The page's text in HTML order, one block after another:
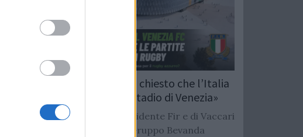
Duodo: «Abbiamo chiesto che l’Italia
giochi nel nuovo stadio di Venezia»
L’annuncio del presidente Fir e di Vaccari
alla Scampata del Gruppo Bevanda